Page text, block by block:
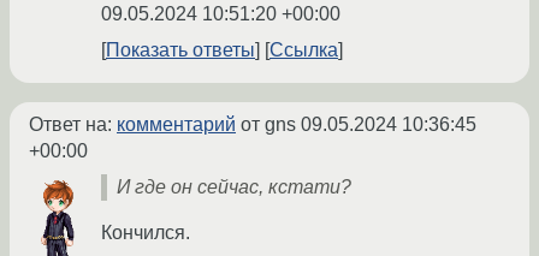
09.05.2024 10:51:20 +00:00
Показать ответы
Ссылка
Ответ на: комментарий от gns 09.05.2024 10:36:45
+00:00
И где он сейчас, кстати?
Кончился.